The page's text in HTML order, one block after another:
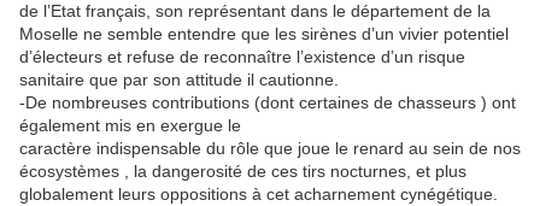
de l’Etat français, son représentant dans le département de la
Moselle ne semble entendre que les sirènes d’un vivier potentiel
d’électeurs et refuse de reconnaître l’existence d’un risque
sanitaire que par son attitude il cautionne.
-De nombreuses contributions (dont certaines de chasseurs ) ont
également mis en exergue le
caractère indispensable du rôle que joue le renard au sein de nos
écosystèmes , la dangerosité de ces tirs nocturnes, et plus
globalement leurs oppositions à cet acharnement cynégétique.